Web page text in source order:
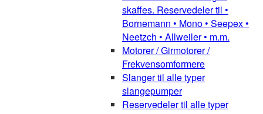
skaffes. Reservedeler til •
Bornemann • Mono • Seepex •
Neetzch • Allweiler • m.m.
Motorer / Girmotorer /
Frekvensomformere
Slanger til alle typer
slangepumper
Reservedeler til alle typer